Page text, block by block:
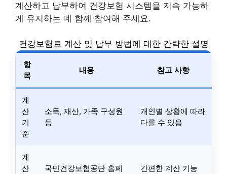
계산하고 납부하여 건강보험 시스템을 지속 가능하
게 유지하는 데 함께 참여해 주세요.
건강보험료 계산 및 납부 방법에 대한 간략한 설명
항
목
내용 참고 사항
계
산
기
준
소득, 재산, 가족 구성원
등
개인별 상황에 따라
다를 수 있음
계
산
국민건강보험공단 홈페
간편한 계산 기능